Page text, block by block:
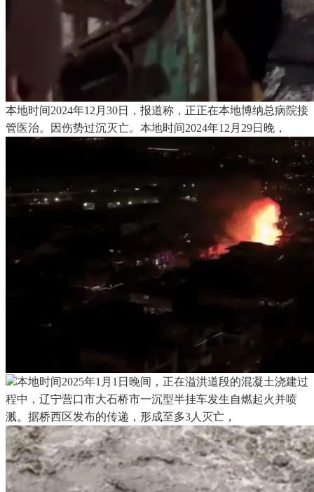
本地时间2024年12月30日，报道称，正正在本地博纳总病院接
管医治。因伤势过沉灭亡。本地时间2024年12月29日晚，
本地时间2025年1月1日晚间，正在溢洪道段的混凝土浇建过
程中，辽宁营口市大石桥市一沉型半挂车发生自燃起火并喷
溅。据桥西区发布的传递，形成至多3人灭亡，